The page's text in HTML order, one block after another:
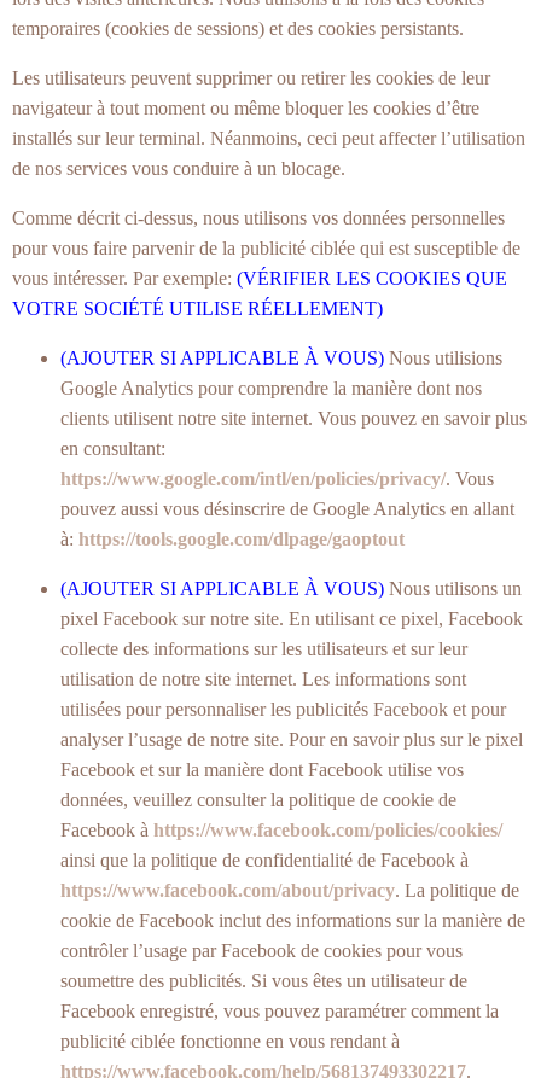
temporaires (cookies de sessions) et des cookies persistants.
Les utilisateurs peuvent supprimer ou retirer les cookies de leur
navigateur à tout moment ou même bloquer les cookies d’être
installés sur leur terminal. Néanmoins, ceci peut affecter l’utilisation
de nos services vous conduire à un blocage.
Comme décrit ci-dessus, nous utilisons vos données personnelles
pour vous faire parvenir de la publicité ciblée qui est susceptible de
vous intéresser. Par exemple: (VÉRIFIER LES COOKIES QUE
VOTRE SOCIÉTÉ UTILISE RÉELLEMENT)
(AJOUTER SI APPLICABLE À VOUS) Nous utilisions
Google Analytics pour comprendre la manière dont nos
clients utilisent notre site internet. Vous pouvez en savoir plus
en consultant:
https://www.google.com/intl/en/policies/privacy/. Vous
pouvez aussi vous désinscrire de Google Analytics en allant
à: https://tools.google.com/dlpage/gaoptout
(AJOUTER SI APPLICABLE À VOUS) Nous utilisons un
pixel Facebook sur notre site. En utilisant ce pixel, Facebook
collecte des informations sur les utilisateurs et sur leur
utilisation de notre site internet. Les informations sont
utilisées pour personnaliser les publicités Facebook et pour
analyser l’usage de notre site. Pour en savoir plus sur le pixel
Facebook et sur la manière dont Facebook utilise vos
données, veuillez consulter la politique de cookie de
Facebook à https://www.facebook.com/policies/cookies/
ainsi que la politique de confidentialité de Facebook à
https://www.facebook.com/about/privacy. La politique de
cookie de Facebook inclut des informations sur la manière de
contrôler l’usage par Facebook de cookies pour vous
soumettre des publicités. Si vous êtes un utilisateur de
Facebook enregistré, vous pouvez paramétrer comment la
publicité ciblée fonctionne en vous rendant à
https://www.facebook.com/help/568137493302217.